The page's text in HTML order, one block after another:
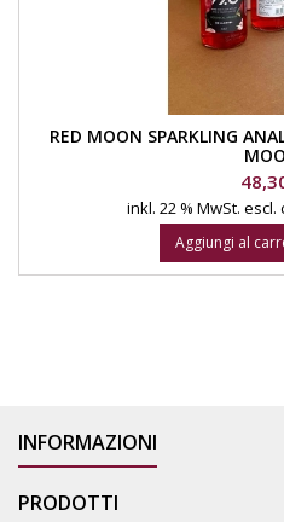
RED MOON SPARKLING
inkl. 22 % MwSt. escl.
Aggiungi al
INFORMAZIONI
PRODOTTI